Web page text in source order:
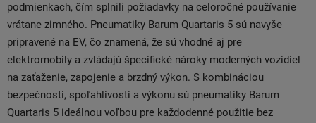
podmienkach, čím splnili požiadavky na celoročné používanie
vrátane zimného. Pneumatiky Barum Quartaris 5 sú navyše
pripravené na EV, čo znamená, že sú vhodné aj pre
elektromobily a zvládajú špecifické nároky moderných vozidiel
na zaťaženie, zapojenie a brzdný výkon. S kombináciou
bezpečnosti, spoľahlivosti a výkonu sú pneumatiky Barum
Quartaris 5 ideálnou voľbou pre každodenné použitie bez